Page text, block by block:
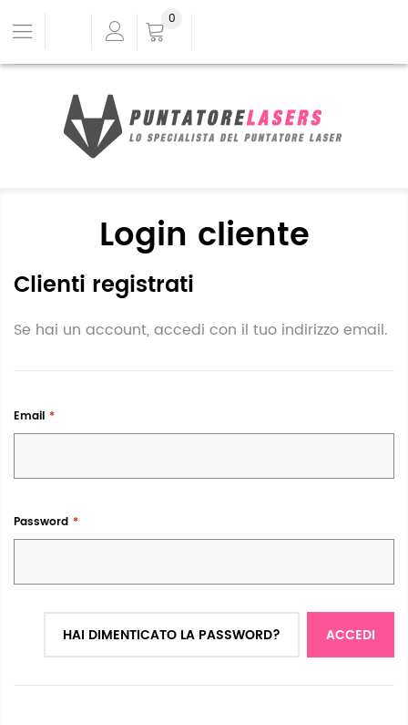
0
Login cliente
Clienti registrati
Se hai un account, accedi con il tuo indirizzo email.
Email
Password
ACCEDI
HAI DIMENTICATO LA PASSWORD?